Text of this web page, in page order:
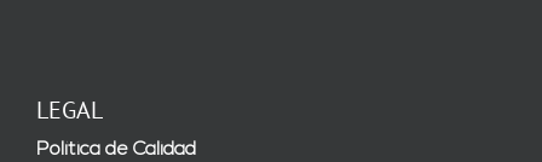
LEGAL
Política de Calidad